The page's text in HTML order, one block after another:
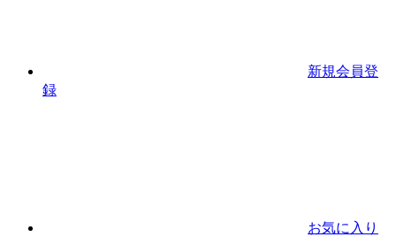
新規会員登
録
お気に入り